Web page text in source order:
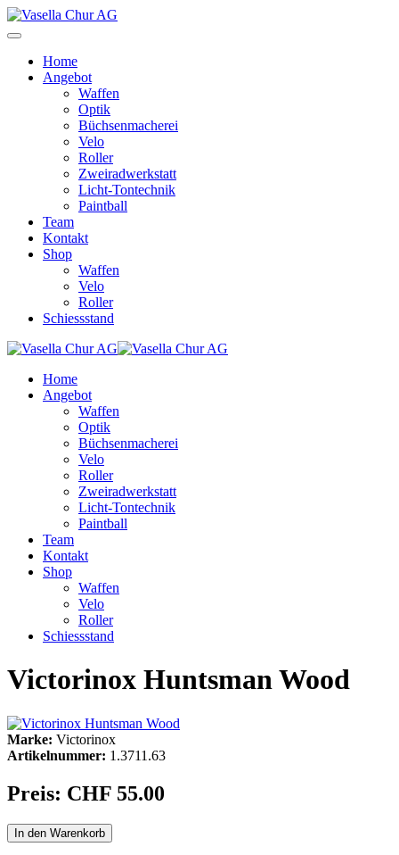
Home
Angebot
Waffen
Optik
Büchsenmacherei
Velo
Roller
Zweiradwerkstatt
Licht-Tontechnik
Paintball
Team
Kontakt
Shop
Waffen
Velo
Roller
Schiessstand
Home
Angebot
Waffen
Optik
Büchsenmacherei
Velo
Roller
Zweiradwerkstatt
Licht-Tontechnik
Paintball
Team
Kontakt
Shop
Waffen
Velo
Roller
Schiessstand
Victorinox Huntsman Wood
Marke: Victorinox
Artikelnummer: 1.3711.63
Preis: CHF 55.00
In den Warenkorb